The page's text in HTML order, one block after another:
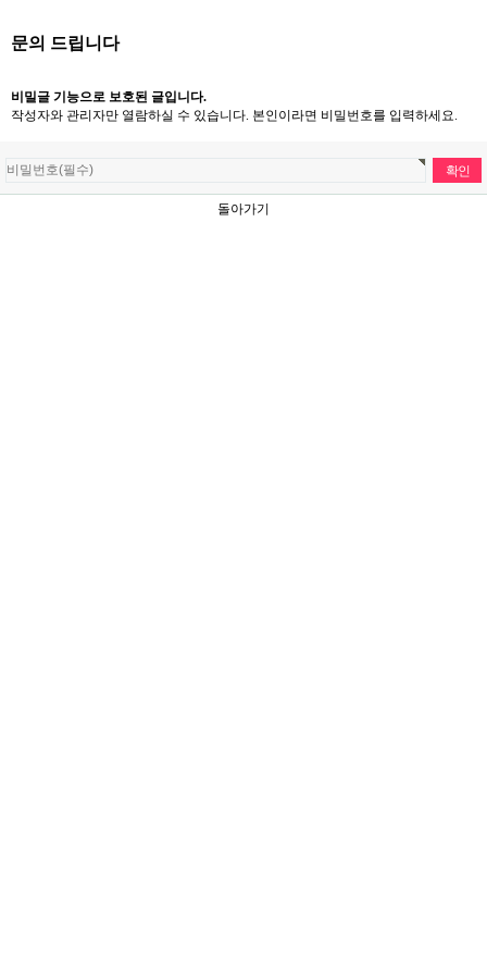
문의 드립니다
비밀글 기능으로 보호된 글입니다.
작성자와 관리자만 열람하실 수 있습니다. 본인이라면 비밀번호를 입력하세요.
돌아가기